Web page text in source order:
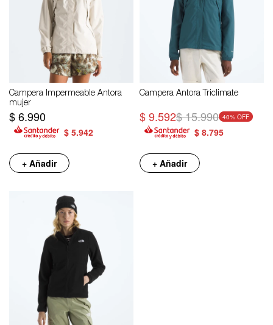
Campera Impermeable Antora
mujer
$6.990
$ 5.942
+ Añadir
Campera Antora Triclimate
$9.592$15.990 40
$ 8.795
+ Añadir